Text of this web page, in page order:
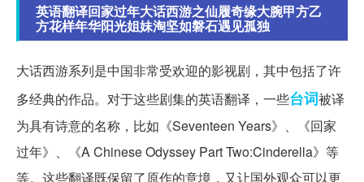
英语翻译回家过年大话西游之仙履奇缘大腕甲方乙
方花样年华阳光姐妹淘坚如磐石遇见孤独
大话西游系列是中国非常受欢迎的影视剧，其中包括了许
多经典的作品。对于这些剧集的英语翻译，一些台词被译
为具有诗意的名称，比如《Seventeen Years》、《回家
过年》、《A Chinese Odyssey Part Two:Cinderella》等
等。这些翻译既保留了原作的意境，又让国外观众可以更